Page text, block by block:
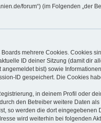
forum“) (im Folgenden
mehrere Cookies. Cookies
ID deiner Sitzung (damit dir
bist) sowie
ID gespeichert. Die Cookies
in deinem Profil oder
den Betreiber weitere Daten
so werden die dort
wird weiterhin bei folgenden